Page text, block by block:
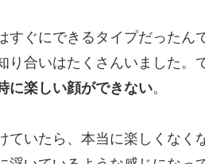
すぐにできるタイプだったん
り合いはたくさんいました。
に楽しい顔ができない。
ていたら、本当に楽しくなく